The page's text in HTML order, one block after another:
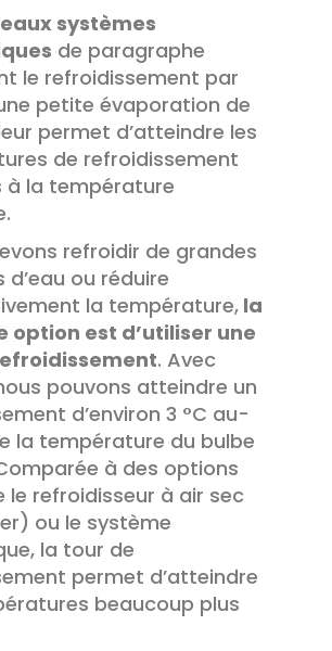
systèmes
de paragraphe
le refroidissement par
petite évaporation de
permet d’atteindre les
de refroidissement
à la température
refroidir de grandes
ou réduire
la température, la
option est d’utiliser une
. Avec
pouvons atteindre un
d’environ 3 °C au-
la température du bulbe
à des options
le refroidisseur à air sec
ou le système
la tour de
permet d’atteindre
beaucoup plus